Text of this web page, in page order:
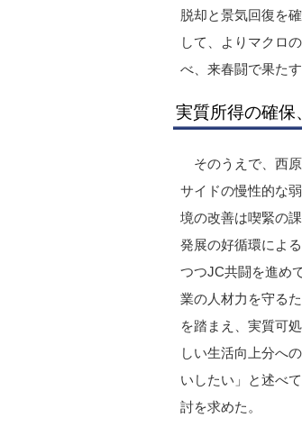
脱却と景気回復を
して、よりマクロ
べ、来春闘で果た
実質所得の確保
そのうえで、西
サイドの慢性的な
境の改善は喫緊の
発展の好循環によ
つつJC共闘を進め
業の人材力を守る
を踏まえ、実質可
しい生活向上分へ
いしたい」と述べ
討を求めた。